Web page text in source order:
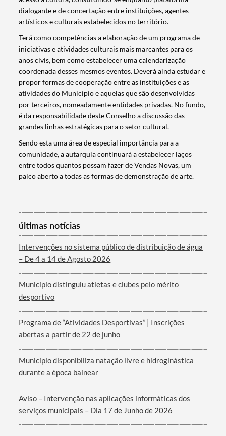
Categorias gerais
dialogante e de concertação entre instituições, agentes
artísticos e culturais estabelecidos no território.
Terá como competências a elaboração de um programa de
iniciativas e atividades culturais mais marcantes para os
anos civis, bem como estabelecer uma calendarização
coordenada desses mesmos eventos. Deverá ainda estudar e
propor formas de cooperação entre as instituições e as
atividades do Município e aquelas que são desenvolvidas
por terceiros, nomeadamente entidades privadas. No fundo,
é da responsabilidade deste Conselho a discussão das
grandes linhas estratégicas para o setor cultural.
Sendo esta uma área de especial importância para a
comunidade, a autarquia continuará a estabelecer laços
entre todos quantos possam fazer de Vendas Novas, um
palco aberto a todas as formas de demonstração de arte.
últimas notícias
Intervenções no sistema público de distribuição de água
– De 4 a 14 de Agosto 2026
Município distinguiu atletas e clubes pelo mérito
desportivo
Programa de “Atividades Desportivas” | Inscrições
abertas a partir de 22 de junho
Município disponibiliza natação livre e hidroginástica
durante a época balnear
Aviso – Intervenção nas aplicações informáticas dos
serviços municipais – Dia 17 de Junho de 2026